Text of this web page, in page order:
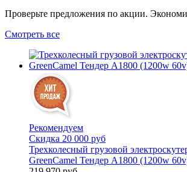
Проверьте предложения по акции.
Смотреть все
Рекомендуем
Скидка 20 000 руб
Трехколесный грузовой
GreenCamel Тендер A1800 (1200w